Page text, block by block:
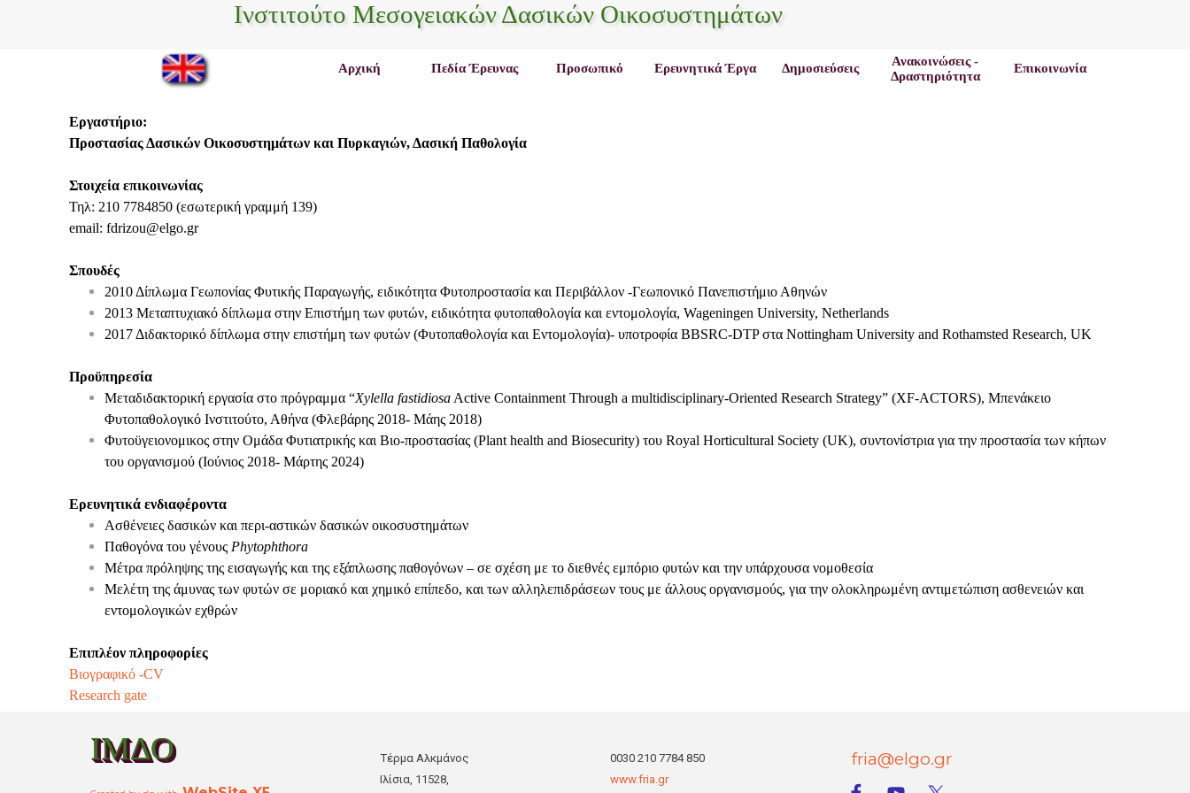
Αρχική Πεδία Έρευνας Προσωπικό Ερευνητικά Έργα Δημοσιεύσεις
Ανακοινώσεις -
Δραστηριότητα
Επικοινωνία
Ινστιτούτο Μεσογειακών Δασικών Οικοσυστημάτων
Εργαστήριο:
Προστασίας Δασικών Οικοσυστημάτων και Πυρκαγιών, Δασική Παθολογία
Στοιχεία επικοινωνίας
Τηλ: 210 7784850 (εσωτερική γραμμή 139)
email: fdrizou@elgo.gr
Σπουδές
2010 Δίπλωμα Γεωπονίας Φυτικής Παραγωγής, ειδικότητα Φυτοπροστασία και Περιβάλλον -Γεωπονικό Πανεπιστήμιο Αθηνών
2013 Μεταπτυχιακό δίπλωμα στην Επιστήμη των φυτών, ειδικότητα φυτοπαθολογία και εντομολογία, Wageningen University, Netherlands
2017 Διδακτορικό δίπλωμα στην επιστήμη των φυτών (Φυτοπαθολογία και Εντομολογία)- υποτροφία BBSRC-DTP στα Nottingham University and Rothamsted Research, UK
Προϋπηρεσία
Μεταδιδακτορική εργασία στο πρόγραμμα “Xylella fastidiosa Active Containment Through a multidisciplinary-Oriented Research Strategy” (XF-ACTORS), Μπενάκειο
Φυτοπαθολογικό Ινστιτούτο, Αθήνα (Φλεβάρης 2018- Μάης 2018)
Φυτοϋγειονομικος στην Ομάδα Φυτιατρικής και Βιο-προστασίας (Plant health and Biosecurity) του Royal Horticultural Society (UK), συντονίστρια για την προστασία των κήπων
του οργανισμού (Ιούνιος 2018- Μάρτης 2024)
Ερευνητικά ενδιαφέροντα
Ασθένειες δασικών και περι-αστικών δασικών οικοσυστημάτων
Παθογόνα του γένους Phytophthora
Μέτρα πρόληψης της εισαγωγής και της εξάπλωσης παθογόνων – σε σχέση με το διεθνές εμπόριο φυτών και την υπάρχουσα νομοθεσία
Μελέτη της άμυνας των φυτών σε μοριακό και χημικό επίπεδο, και των αλληλεπιδράσεων τους με άλλους οργανισμούς, για την ολοκληρωμένη αντιμετώπιση ασθενειών και
εντομολογικών εχθρών
Επιπλέον πληροφορίες
Βιογραφικό -CV
Research gate
Τέρμα Αλκμάνος
Ιλίσια, 11528,
0030 210 7784 850
www.fria.gr
fria@elgo.gr
ΙΜΔΟ